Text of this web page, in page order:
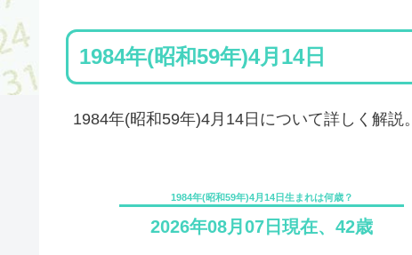
1984年(昭和59年)4月14日
1984年(昭和59年)4月14日について詳しく解説。
1984年(昭和59年)4月14日生まれは何歳？
2026年08月07日現在、42歳